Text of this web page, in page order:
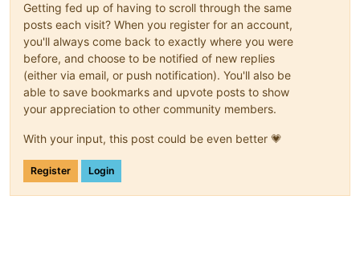
Getting fed up of having to scroll through the same
posts each visit? When you register for an account,
you'll always come back to exactly where you were
before, and choose to be notified of new replies
(either via email, or push notification). You'll also be
able to save bookmarks and upvote posts to show
your appreciation to other community members.
With your input, this post could be even better 💗
Register Login